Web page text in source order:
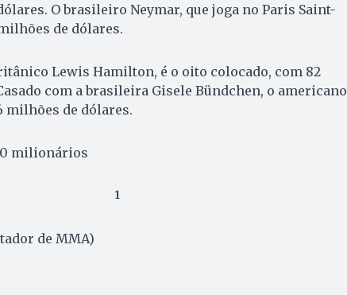
O brasileiro Neymar, que joga no Paris Saint-
de dólares.
Lewis Hamilton, é o oito colocado, com 82
com a brasileira Gisele Bündchen, o americano
milhões de dólares.
milionários
1
de MMA)